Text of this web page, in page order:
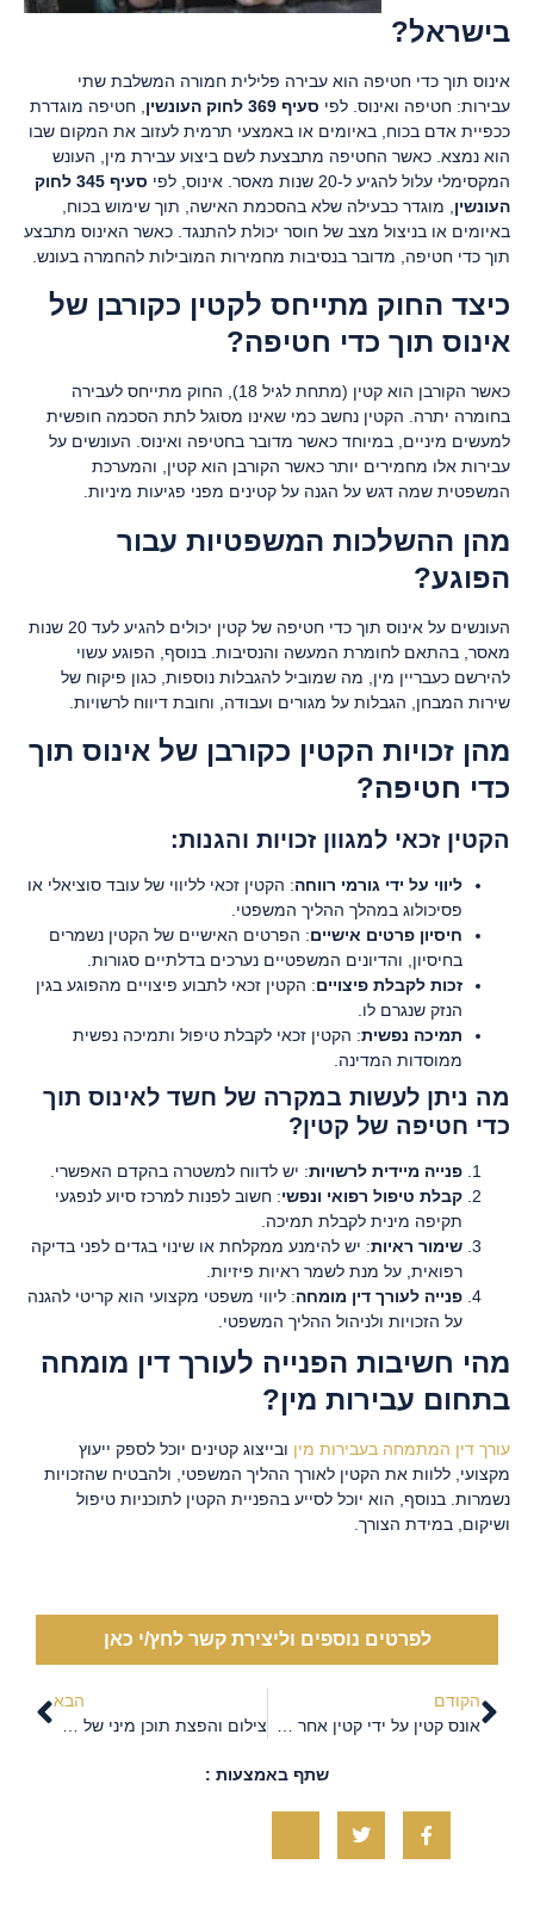
בישראל?
אינוס תוך כדי חטיפה הוא עבירה פלילית חמורה המשלבת שתי
עבירות: חטיפה ואינוס. לפי סעיף 369 לחוק העונשין
, חטיפה מוגדרת
ככפיית אדם בכוח, באיומים או באמצעי תרמית לעזוב את המקום שבו
הוא נמצא. כאשר החטיפה מתבצעת לשם ביצוע עבירת מין, העונש
המקסימלי עלול להגיע ל-20 שנות מאסר. אינוס, לפי
סעיף 345 לחוק
העונשין , מוגדר כבעילה שלא בהסכמת האישה, תוך שימוש בכוח,
באיומים או בניצול מצב של חוסר יכולת להתנגד. כאשר האינוס מתבצע
תוך כדי חטיפה, מדובר בנסיבות מחמירות המובילות להחמרה בעונש.
כיצד החוק מתייחס לקטין כקורבן של
אינוס תוך כדי חטיפה?
כאשר הקורבן הוא קטין (מתחת לגיל 18), החוק מתייחס לעבירה
בחומרה יתרה. הקטין נחשב כמי שאינו מסוגל לתת הסכמה חופשית
למעשים מיניים, במיוחד כאשר מדובר בחטיפה ואינוס. העונשים על
עבירות אלו מחמירים יותר כאשר הקורבן הוא קטין, והמערכת
המשפטית שמה דגש על הגנה על קטינים מפני פגיעות מיניות.
מהן ההשלכות המשפטיות עבור
הפוגע?
העונשים על אינוס תוך כדי חטיפה של קטין יכולים להגיע לעד 20 שנות
מאסר, בהתאם לחומרת המעשה והנסיבות. בנוסף, הפוגע עשוי
להירשם כעבריין מין, מה שמוביל להגבלות נוספות, כגון פיקוח של
שירות המבחן, הגבלות על מגורים ועבודה, וחובת דיווח לרשויות.
מהן זכויות הקטין כקורבן של אינוס תוך
כדי חטיפה?
הקטין זכאי למגוון זכויות והגנות:
ליווי על ידי גורמי רווחה: הקטין זכאי לליווי של עובד סוציאלי או
פסיכולוג במהלך ההליך המשפטי.
חיסיון פרטים אישיים: הפרטים האישיים של הקטין נשמרים
בחיסיון, והדיונים המשפטיים נערכים בדלתיים סגורות.
זכות לקבלת פיצויים: הקטין זכאי לתבוע פיצויים מהפוגע בגין
הנזק שנגרם לו.
תמיכה נפשית: הקטין זכאי לקבלת טיפול ותמיכה נפשית
ממוסדות המדינה.
מה ניתן לעשות במקרה של חשד לאינוס תוך
כדי חטיפה של קטין?
פנייה מיידית לרשויות: יש לדווח למשטרה בהקדם האפשרי.
קבלת טיפול רפואי ונפשי: חשוב לפנות למרכז סיוע לנפגעי
תקיפה מינית לקבלת תמיכה.
שימור ראיות: יש להימנע ממקלחת או שינוי בגדים לפני בדיקה
רפואית, על מנת לשמר ראיות פיזיות.
פנייה לעורך דין מומחה: ליווי משפטי מקצועי הוא קריטי להגנה
על הזכויות ולניהול ההליך המשפטי.
מהי חשיבות הפנייה לעורך דין מומחה
בתחום עבירות מין?
עורך דין המתמחה בעבירות מין ובייצוג קטינים יוכל לספק ייעוץ
מקצועי, ללוות את הקטין לאורך ההליך המשפטי, ולהבטיח שהזכויות
נשמרות. בנוסף, הוא יוכל לסייע בהפניית הקטין לתוכניות טיפול
ושיקום, במידת הצורך.
לפרטים נוספים וליצירת קשר לחץ/י כאן
הקודם
הבא
שתף באמצעות :